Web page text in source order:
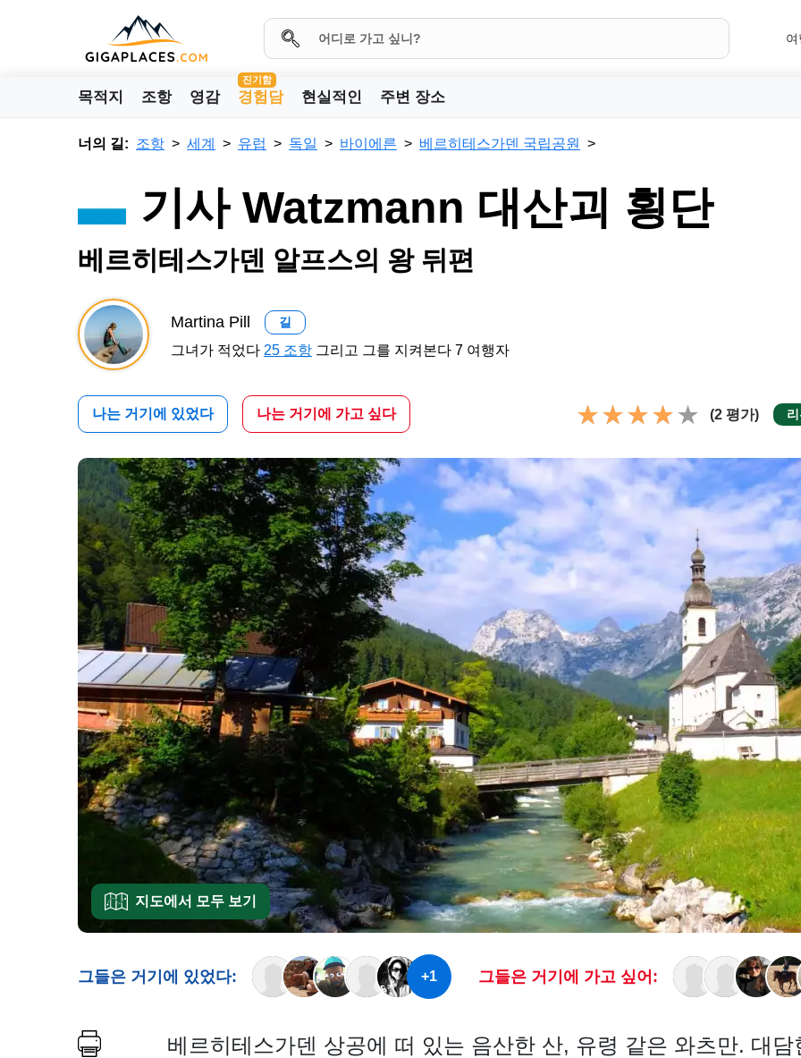
목적지 조항 영감
진기함
경험담 현실적인 주변 장소
너의 길: 조항 세계 유럽 독일 바이에른 베르히테스가덴 국립공원
기사 Watzmann 대산괴 횡단
베르히테스가덴 알프스의 왕 뒤편
Martina Pill 길
그녀가 적었다 25 조항 그리고 그를 지켜본다 7 여행자
나는 거기에 있었다 나는 거기에 가고 싶다 (2 평가)
지도에서 모두 보기
그들은 거기에 있었다: +1 그들은 거기에 가고 싶어:
베르히테스가덴 상공에 떠 있는 음산한 산, 유령 같은 와츠만. 대